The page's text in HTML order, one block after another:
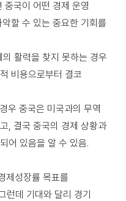
중국이 어떤 경제 운영
할 수 있는 중요한 기회를
활력을 찾지 못하는 경우
비용으로부터 결코
우 중국은 미국과의 무역
, 결국 중국의 경제 상황과
어 있음을 알 수 있음.
제성장률 목표를
런데 기대와 달리 경기